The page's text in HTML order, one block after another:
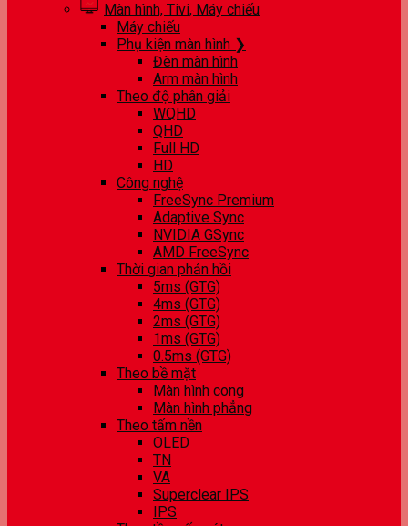
Màn hình, Tivi, Máy chiếu
Máy chiếu
Phụ kiện màn hình ❯
Đèn màn hình
Arm màn hình
Theo độ phân giải
WQHD
QHD
Full HD
HD
Công nghệ
FreeSync Premium
Adaptive Sync
NVIDIA GSync
AMD FreeSync
Thời gian phản hồi
5ms (GTG)
4ms (GTG)
2ms (GTG)
1ms (GTG)
0.5ms (GTG)
Theo bề mặt
Màn hình cong
Màn hình phẳng
Theo tấm nền
OLED
TN
VA
Superclear IPS
IPS